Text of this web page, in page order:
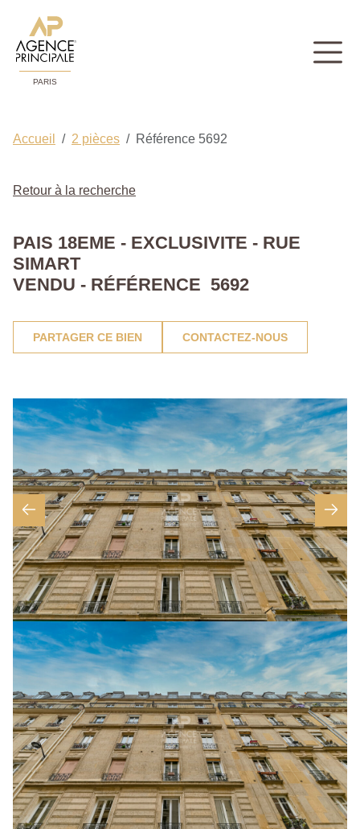
PARIS
Accueil 2 pièces Référence 5692
Retour à la recherche
PAIS 18EME - EXCLUSIVITE - RUE
SIMART
VENDU - RÉFÉRENCE 5692
PARTAGER CE BIEN CONTACTEZ-NOUS